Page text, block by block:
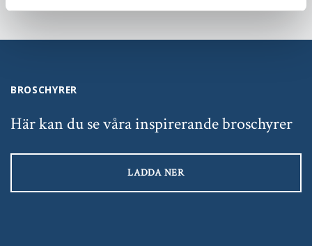
BROSCHYRER
Här kan du se våra inspirerande broschyrer
LADDA NER